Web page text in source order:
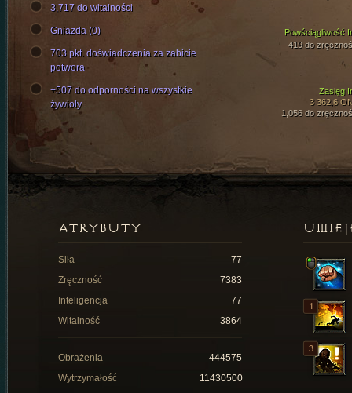
Powściągliwość
419 do
Zasięg
3 362,6
1,056 do
3,717 do witalności
Gniazda (0)
703 pkt. doświadczenia za zabicie
potwora
+507 do odporności na wszystkie
żywioły
ATRYBUTY
Siła
77
Zręczność
7383
Inteligencja
77
Witalność
3864
Obrażenia
444575
Wytrzymałość
11430500